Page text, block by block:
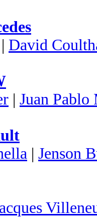
| David
| Juan Pablo
| Jenson